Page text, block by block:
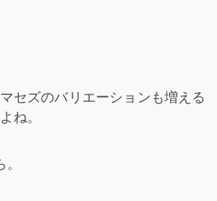
セズのバリエーションも増える
ね。